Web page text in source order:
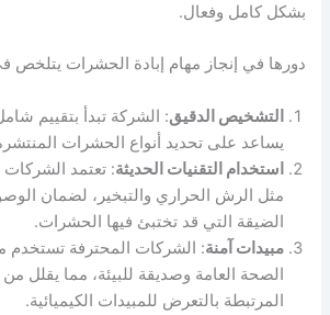
بشكل كامل وفعال.
دورها في إنجاز مهام إبادة الحشرات يتلخص
التشخيص الدقيق: الشركة تبدأ بتقييم
يساعد على تحديد أنواع الحشرات
استخدام التقنيات الحديثة: تعتمد الشركات
مثل الرش الحراري والتبخير، لضمان
الضيقة التي قد تختبئ فيها الحشرات.
مبيدات آمنة: الشركات المحترفة تستخدم
الصحة العامة وصديقة للبيئة، مما يقلل
المرتبطة بالتعرض للمبيدات الكيميائية.